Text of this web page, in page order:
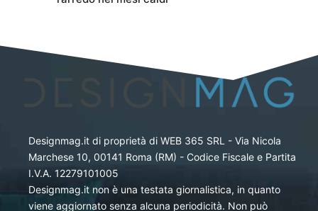
Designmag.it di proprietà di WEB 365 SRL - Via Nicola
Marchese 10, 00141 Roma (RM) - Codice Fiscale e Partita
I.V.A. 12279101005
Designmag.it non è una testata giornalistica, in quanto
viene aggiornato senza alcuna periodicità. Non può